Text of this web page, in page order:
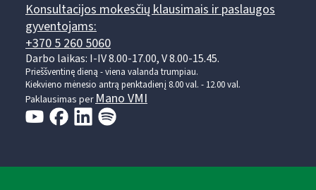
Konsultacijos mokesčių klausimais ir paslaugos
gyventojams:
+370 5 260 5060
Darbo laikas: I-IV 8.00-17.00, V 8.00-15.45.
Prieššventinę dieną - viena valanda trumpiau.
Kiekvieno mėnesio antrą penktadienį 8.00 val. - 12.00 val.
Paklausimas perMano VMI